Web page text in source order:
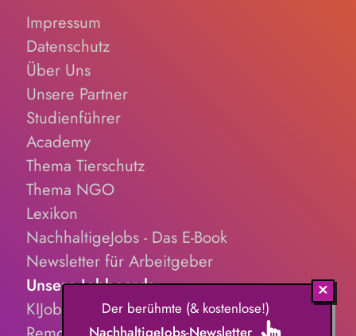
Impressum
Datenschutz
Über Uns
Unsere Partner
Studienführer
Academy
Thema Tierschutz
Thema NGO
Lexikon
NachhaltigeJobs - Das E-Book
Newsletter für Arbeitgeber
Unsere Jobboards
KIJobs.de
Der berühmte (& kostenlose!)
NachhaltigeJobs-Newsletter